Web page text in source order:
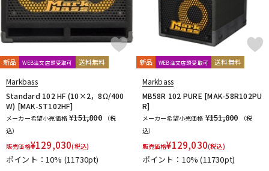
新品 WEB注文店頭受取可 送料無料
Markbass
Standard 102 HF (10×2，8Ω/400
W) [MAK-ST102HF]
メーカー希望小売価格 ¥151,800
（税
込）
販売価格¥129,030(税込)
ポイント：10% (11730pt)
新品 WEB注文店頭受取可 送料無料
Markbass
MB58R 102 PURE [MAK-58R102PU
R]
メーカー希望小売価格 ¥151,800
（税
込）
販売価格¥129,030(税込)
ポイント：10%(11730pt)